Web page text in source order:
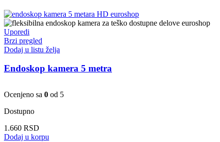
Uporedi
Brzi pregled
Dodaj u listu želja
Endoskop kamera 5 metra
Ocenjeno sa 0 od 5
Dostupno
1.660 RSD
Dodaj u korpu